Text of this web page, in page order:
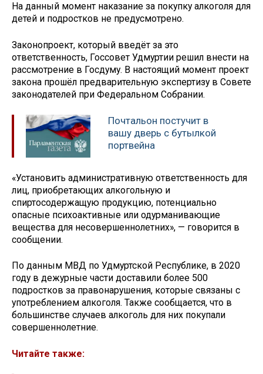
На данный момент наказание за покупку алкоголя для
детей и подростков не предусмотрено.
Законопроект, который введёт за это
ответственность, Госсовет Удмуртии решил внести на
рассмотрение в Госдуму. В настоящий момент проект
закона прошёл предварительную экспертизу в Совете
законодателей при Федеральном Собрании.
Почтальон постучит в
вашу дверь с бутылкой
портвейна
«Установить административную ответственность для
лиц, приобретающих алкогольную и
спиртосодержащую продукцию, потенциально
опасные психоактивные или одурманивающие
вещества для несовершеннолетних», — говорится в
сообщении.
По данным МВД по Удмуртской Республике, в 2020
году в дежурные части доставили более 500
подростков за правонарушения, которые связаны с
употреблением алкоголя. Также сообщается, что в
большинстве случаев алкоголь для них покупали
совершеннолетние.
Читайте также: